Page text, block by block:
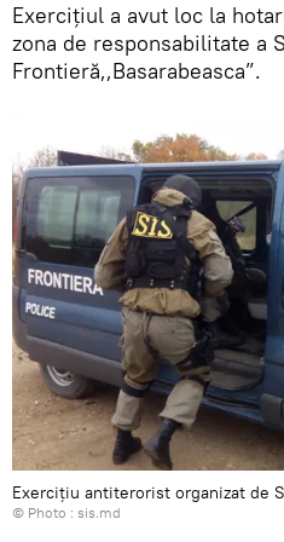
Exercițiul a avut loc la
zona de responsabilitate a
Frontieră,,Basarabeasca”.
Exerciţiu antiterorist organizat de
© Photo : sis.md